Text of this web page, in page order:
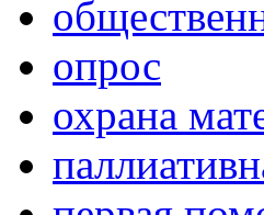
опрос
охрана